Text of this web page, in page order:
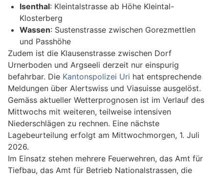
Isenthal: Kleintalstrasse ab Höhe Kleintal-
Klosterberg
Wassen: Sustenstrasse zwischen Gorezmettlen
und Passhöhe
Zudem ist die Klausenstrasse zwischen Dorf
Urnerboden und Argseeli derzeit nur einspurig
befahrbar. Die Kantonspolizei Uri hat entsprechende
Meldungen über Alertswiss und Viasuisse ausgelöst.
Gemäss aktueller Wetterprognosen ist im Verlauf des
Mittwochs mit weiteren, teilweise intensiven
Niederschlägen zu rechnen. Eine nächste
Lagebeurteilung erfolgt am Mittwochmorgen, 1. Juli
2026.
Im Einsatz stehen mehrere Feuerwehren, das Amt für
Tiefbau, das Amt für Betrieb Nationalstrassen, die